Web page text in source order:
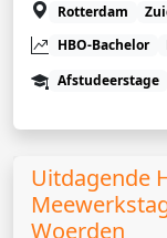
Rotterdam
HBO-Bachelor
Afstudeerstage
Uitdagende
Woerden